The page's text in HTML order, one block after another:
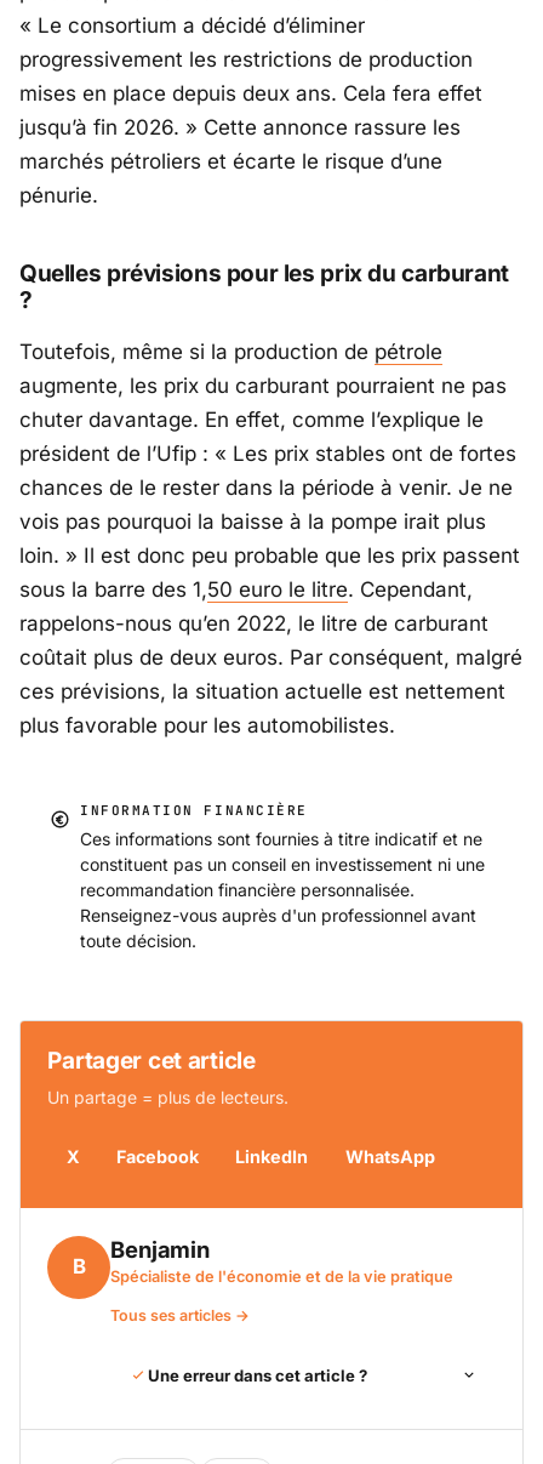
« Le consortium a décidé d’éliminer
progressivement les restrictions de production
mises en place depuis deux ans. Cela fera effet
jusqu’à fin 2026. » Cette annonce rassure les
marchés pétroliers et écarte le risque d’une
pénurie.
Quelles prévisions pour les prix du carburant
?
Toutefois, même si la production de pétrole
augmente, les prix du carburant pourraient ne pas
chuter davantage. En effet, comme l’explique le
président de l’Ufip : « Les prix stables ont de fortes
chances de le rester dans la période à venir. Je ne
vois pas pourquoi la baisse à la pompe irait plus
loin. » Il est donc peu probable que les prix passent
sous la barre des 1,50 euro le litre. Cependant,
rappelons-nous qu’en 2022, le litre de carburant
coûtait plus de deux euros. Par conséquent, malgré
ces prévisions, la situation actuelle est nettement
plus favorable pour les automobilistes.
INFORMATION FINANCIÈRE
Ces informations sont fournies à titre indicatif et ne
constituent pas un conseil en investissement ni une
recommandation financière personnalisée.
Renseignez-vous auprès d'un professionnel avant
toute décision.
Partager cet article
Un partage = plus de lecteurs.
X Facebook LinkedIn WhatsApp
B
Benjamin
Spécialiste de l'économie et de la vie pratique
Tous ses articles →
Une erreur dans cet article ?